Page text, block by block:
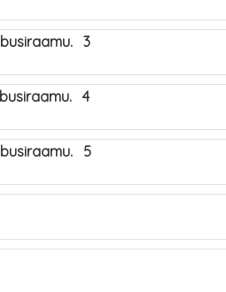
3
4
5